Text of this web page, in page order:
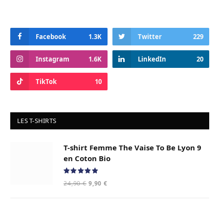
Facebook 1.3K Twitter 229
Instagram 1.6K LinkedIn 20
TikTok 10
LES T-SHIRTS
T-shirt Femme The Vaise To Be Lyon 9
en Coton Bio
sur 5
24,90€ 9,90€